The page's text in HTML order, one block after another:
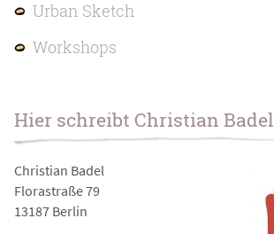
Urban Sketch
Workshops
Hier schreibt Christian Badel
Christian Badel
Florastraße 79
13187 Berlin